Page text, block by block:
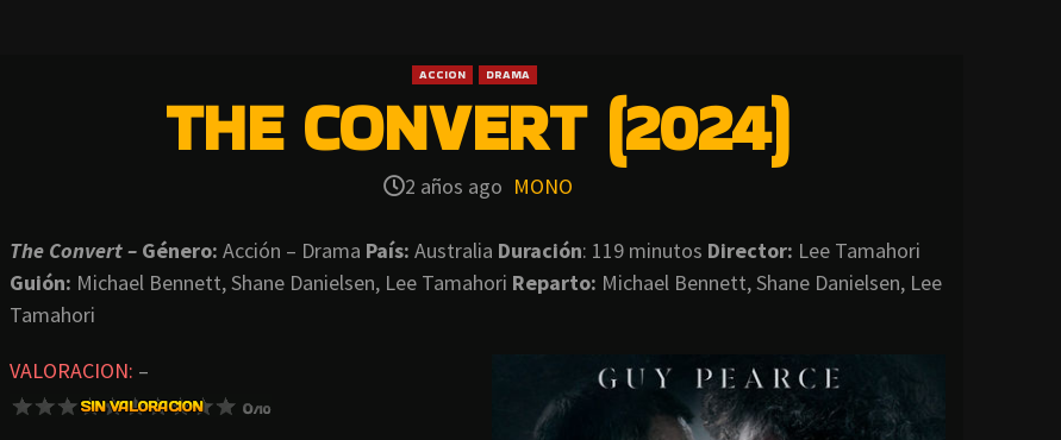
ACCION DRAMA
THE CONVERT (2024)
2 años ago MONO
The Convert – Género: Acción – Drama País: Australia Duración: 119 minutos Director: Lee Tamahori
Guión: Michael Bennett, Shane Danielsen, Lee Tamahori Reparto: Michael Bennett, Shane Danielsen, Lee
Tamahori
VALORACION: –